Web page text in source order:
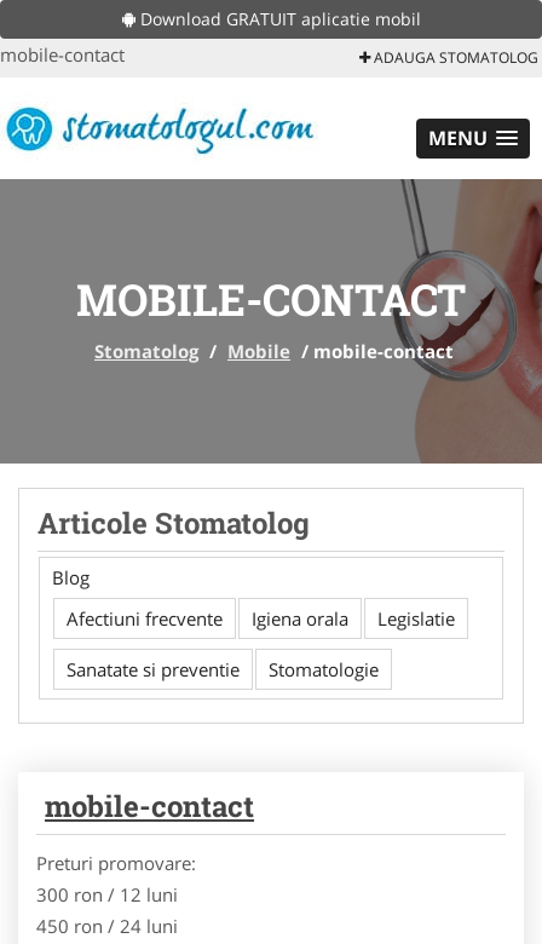
Download GRATUIT aplicatie mobil
mobile-contact ADAUGA STOMATOLOG
MENU
MOBILE-CONTACT
Stomatolog / Mobile / mobile-contact
Articole Stomatolog
Blog
Afectiuni frecvente
Igiena orala Legislatie
Sanatate si preventie Stomatologie
mobile-contact
Preturi promovare:
300 ron / 12 luni
450 ron / 24 luni